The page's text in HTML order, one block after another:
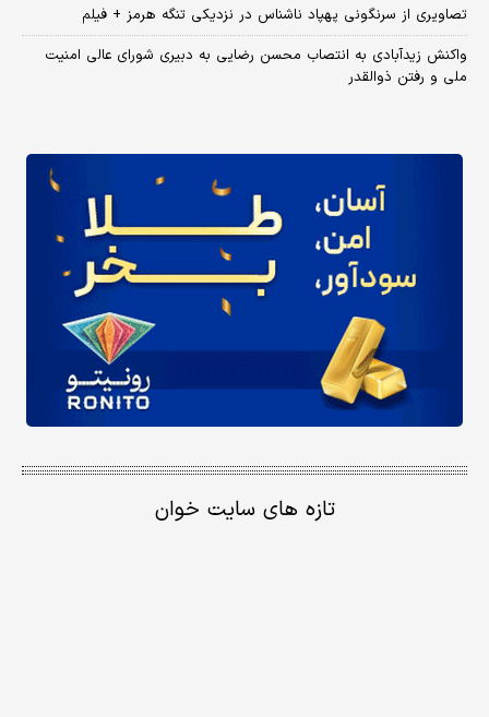
تصاویری از سرنگونی پهپاد ناشناس در نزدیکی تنگه هرمز + فیلم
واکنش زیدآبادی به انتصاب محسن رضایی به دبیری شورای عالی امنیت
ملی و رفتن ذوالقدر
تازه های سایت خوان